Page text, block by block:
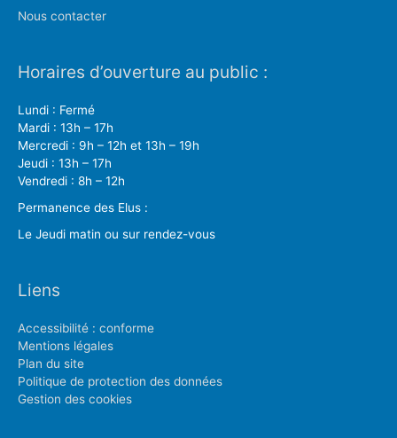
Nous contacter
Horaires d’ouverture au public :
Lundi : Fermé
Mardi : 13h – 17h
Mercredi : 9h – 12h et 13h – 19h
Jeudi : 13h – 17h
Vendredi : 8h – 12h
Permanence des Elus :
Le Jeudi matin ou sur rendez-vous
Liens
Accessibilité : conforme
Mentions légales
Plan du site
Politique de protection des données
Gestion des cookies